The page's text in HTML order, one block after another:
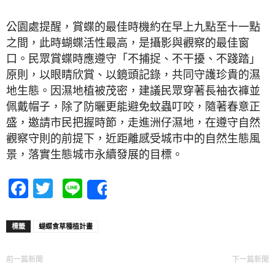
公園處提醒，賞蝶的最佳時機約在早上九點至十一點
之間，此時蝴蝶活性最高，是攝影與觀察的最佳窗
口。民眾賞蝶時應遵守「不捕捉、不干擾、不踐踏」
原則，以眼睛欣賞、以鏡頭記錄，共同守護珍貴的濕
地生態。因濕地植被茂密，建議民眾穿著長袖衣褲並
佩戴帽子，除了防曬更能避免蚊蟲叮咬，隨著春意正
盛，邀請市民把握時節，走進洲仔濕地，在遵守自然
觀察守則的前提下，近距離感受城市中的自然生態風
景，落實生態城市永續發展的目標。
Facebook
Twitter
Line
標籤 蝴蝶食草種植計畫
前一篇新聞 下一篇新聞